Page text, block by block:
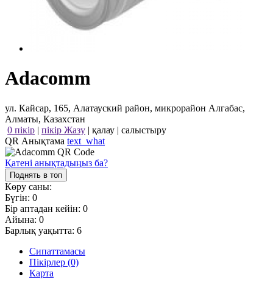
Adacomm
ул. Кайсар, 165, Алатауский район, микрорайон Алгабас,
Алматы, Казахстан
0 пікір | пікір Жазу | қалау | салыстыру
QR Анықтама text_what
Қатені анықтадыңыз ба?
Поднять в топ
Көру саны:
Бүгін: 0
Бір аптадан кейін: 0
Айына: 0
Барлық уақытта: 6
Сипаттамасы
Пікірлер (0)
Карта